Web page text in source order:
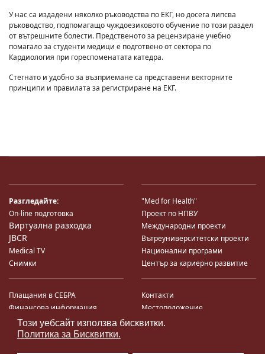
Този уебсайт използва бисквитки.
Политика за Бисквитки.
У нас са издадени няколко ръководства по ЕКГ, но досега липсва
ръководство, подпомагащо чуждоезиковото обучение по този раздел
от вътрешните болести. Предственото за рецензиране учебно
помагало за студенти медици е подготвено от сектора по
Кардиология при гореспоменатата катедра.
Стегнато и удобно за възприемане са представени векторните
принципи и правилата за регистриране на ЕКГ.
Разгледайте:
On-line подготовка
Виртуална разходка
JBCR
Medical TV
Снимки
"Med for Health"
Проект по НПВУ
Международни проекти
Вътреуниверситетски проекти
Национални програми
Център за кариерно развитие
Плащания в СЕБРА
Финансова информация
Система за финансово упр-е и
контрол
Контакти
Местоположение
Карта на сайта